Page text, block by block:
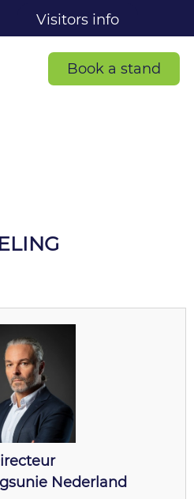
Visitors info
Book a stand
Nederland